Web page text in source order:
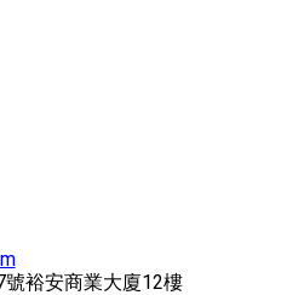
裕安商業大廈12樓